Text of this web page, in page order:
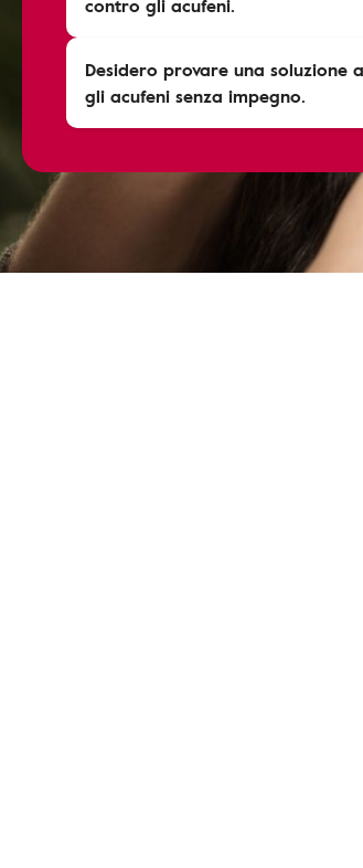
contro gli acufeni.
Desidero provare una soluzione
gli acufeni senza impegno.